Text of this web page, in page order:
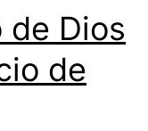
de Dios
de